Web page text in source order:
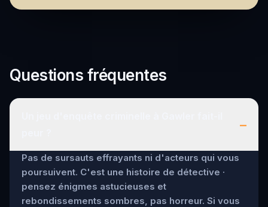
Questions fréquentes
–
Pas de sursauts effrayants ni d'acteurs qui vous
poursuivent. C'est une histoire de détective ·
pensez énigmes astucieuses et
rebondissements sombres, pas horreur. Si vous